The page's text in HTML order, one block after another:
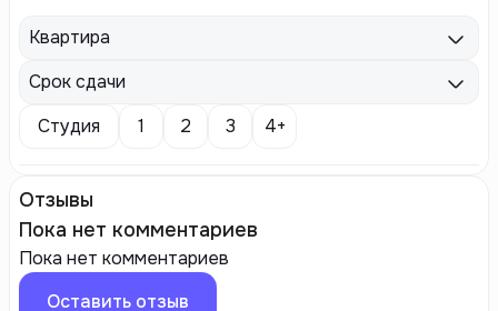
Квартира
Срок сдачи
Студия
1 2 3 4+
Отзывы
Пока нет комментариев
Пока нет комментариев
Оставить отзыв